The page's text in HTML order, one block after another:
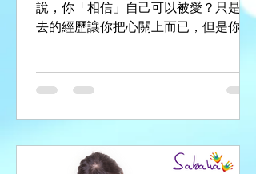
說，你「相信」自己可以被愛？只是過
去的經歷讓你把心關上而已，但是你的
擇「相信」自己不會被愛，或者世界上